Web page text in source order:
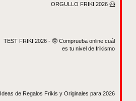
ORGULLO FRIKI 2026 🦸
TEST FRIKI 2026 - 🤓 Comprueba online cuál
es tu nivel de frikismo
Ideas de Regalos Frikis y Originales para 2026